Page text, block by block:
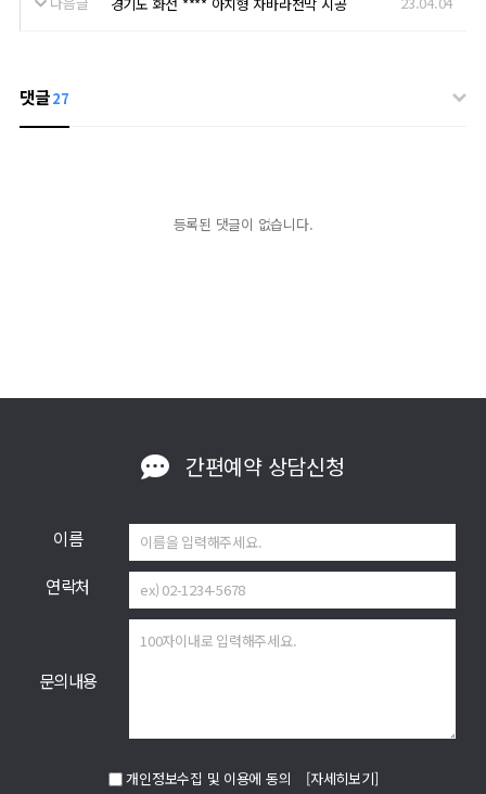
경기도 화전 **** 아치형 자바라천막 시공
댓글27
등록된 댓글이 없습니다.
간편예약상담신청
이름
연락처
문의내용
개인정보수집 및 이용에 동의 [자세히보기]